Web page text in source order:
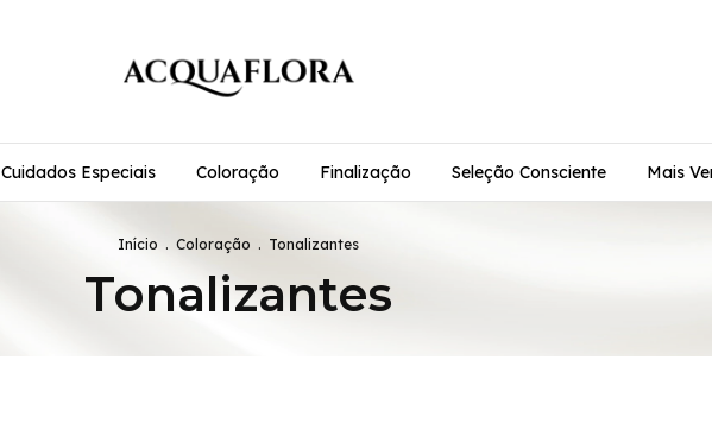
Cuidados Especiais Coloração Finalização Seleção Consciente Mais
Início . Coloração . Tonalizantes
Tonalizantes